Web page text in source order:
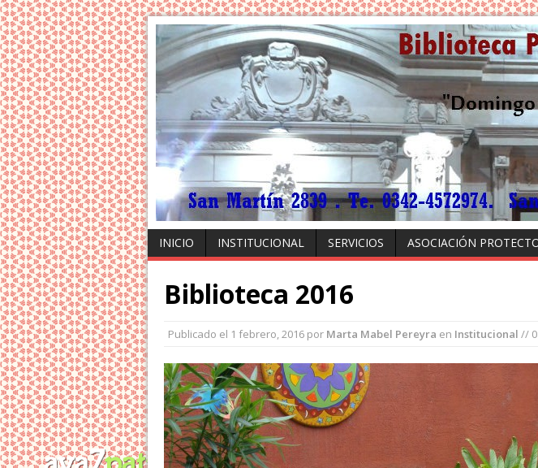
INICIO INSTITUCIONAL SERVICIOS ASOCIACIÓN
Biblioteca 2016
Publicado el 1 febrero, 2016 por Marta Mabel Pereyra en Institucional //